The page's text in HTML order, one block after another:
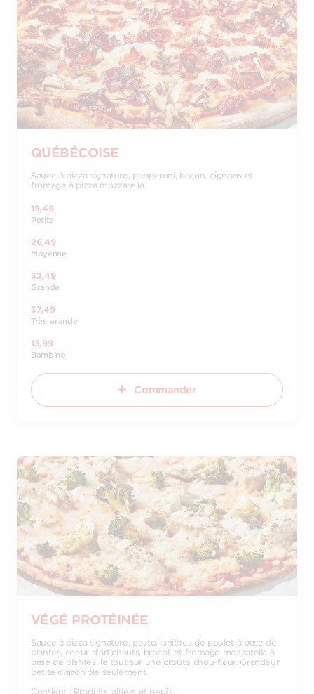
QUÉBÉCOISE
Sauce à pizza signature, pepperoni, bacon, oignons et
fromage à pizza mozzarella.
19,49
Petite
26,49
Moyenne
32,49
Grande
37,49
Très grande
13,99
Bambino
Commander
VÉGÉ PROTÉINÉE
Sauce à pizza signature, pesto, lanières de poulet à base de
plantes, coeur d'artichauts, brocoli et fromage mozzarella à
base de plantes, le tout sur une croûte chou-fleur. Grandeur
petite disponible seulement.
Contient : Produits laitiers et oeufs.